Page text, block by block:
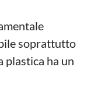
soprattutto
plastica ha un